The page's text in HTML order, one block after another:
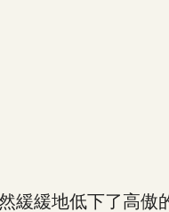
緩地低下了高傲